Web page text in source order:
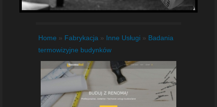
Home » Fabrykacja » Inne Usługi » Badania
termowizyjne budynków